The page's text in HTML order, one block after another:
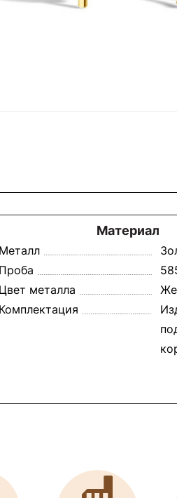
Материал
Металл
Проба
Цвет металла
Комплектация